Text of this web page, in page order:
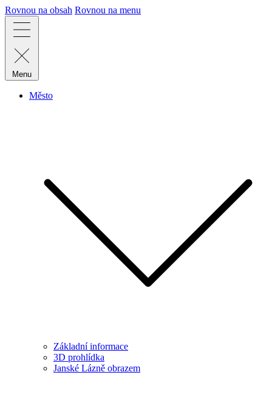
Rovnou na obsah Rovnou na menu
Menu
Město
Základní informace
3D prohlídka
Janské Lázně obrazem